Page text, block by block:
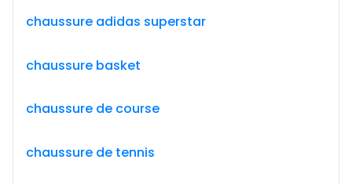
chaussure adidas superstar
chaussure basket
chaussure de course
chaussure de tennis